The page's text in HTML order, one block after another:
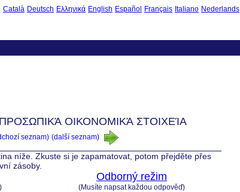
Català Deutsch Ελληνικά English Español Français Italiano Nederlands
ΠΡΟΣΩΠΙΚΆ ΟΙΚΟΝΟΜΙΚΆ ΣΤΟΙΧΕΊΑ
seznam) (další seznam)
níže. Zkuste si je zapamatovat, potom přejděte přes
zásoby.
Odborný režim
(Musíte napsat každou odpověď)